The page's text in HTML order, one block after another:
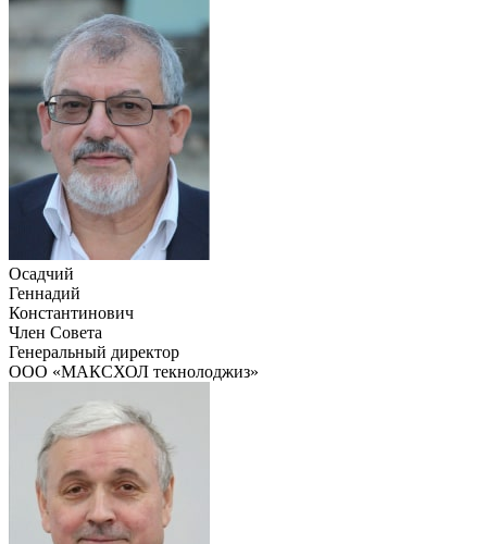
Осадчий
Геннадий
Константинович
Член Совета
Генеральный директор
ООО «МАКСХОЛ текнолоджиз»